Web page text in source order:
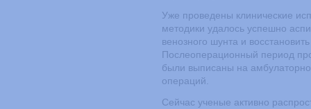
Уже проведены клинические
методики удалось успешно
венозного шунта и
Послеоперационный период
были выписаны на
операций.
Сейчас ученые активно